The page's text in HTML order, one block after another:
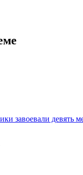
завоевали девять